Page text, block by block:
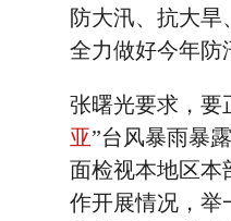
防大汛、抗大旱
全力做好今年防
张曙光要求，要
亚”台风暴雨暴
面检视本地区本
作开展情况，举